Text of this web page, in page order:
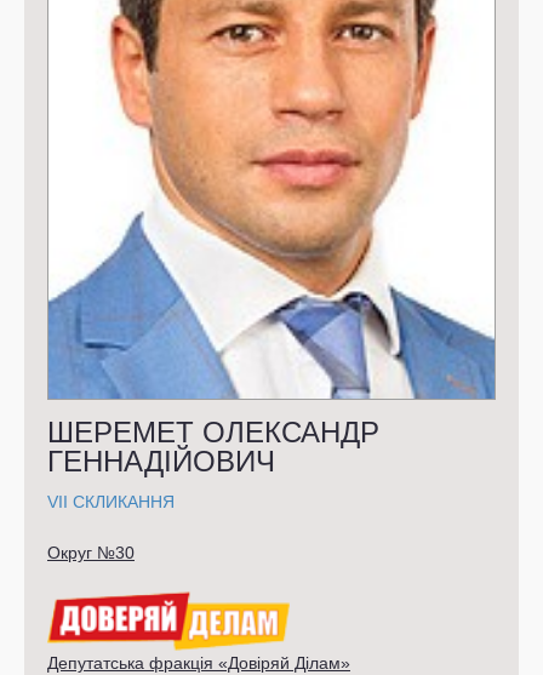
ШЕРЕМЕТ ОЛЕКСАНДР
ГЕННАДІЙОВИЧ
VII СКЛИКАННЯ
Округ №30
Депутатська фракція «Довіряй Ділам»